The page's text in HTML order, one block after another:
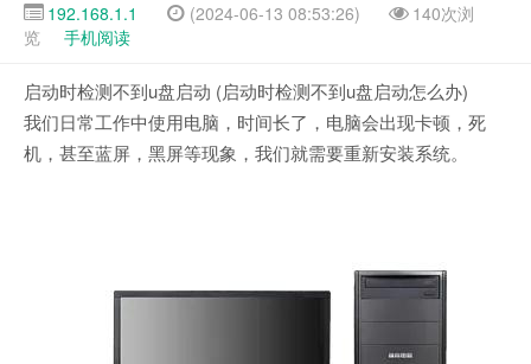
192.168.1.1 (2024-06-13 08:53:26)
140次浏
览
手机阅读
启动时检测不到u盘启动 (启动时检测不到u盘启动怎么办)
我们日常工作中使用电脑，时间长了，电脑会出现卡顿，死
机，甚至蓝屏，黑屏等现象，我们就需要重新安装系统。